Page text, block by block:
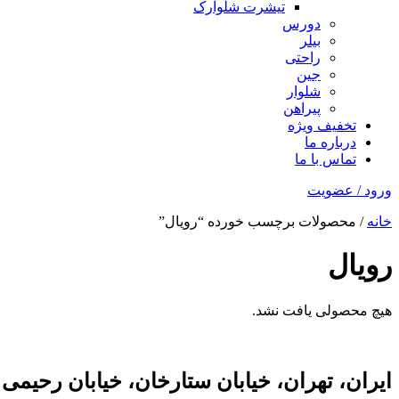
تیشرت شلوارک
دورس
بیلر
راحتی
جین
شلوار
پیراهن
تخفیف ویژه
درباره ما
تماس با ما
ورود / عضویت
خانه / محصولات برچسب خورده “رویال”
رویال
هیچ محصولی یافت نشد.
ایران، تهران، خیابان ستارخان، خیابان